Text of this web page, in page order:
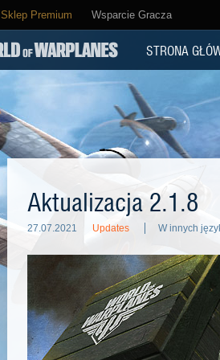
Sklep Premium Wsparcie Gracza
STRONA
Aktualizacja 2.1.8
27.07.2021 Updates W innych